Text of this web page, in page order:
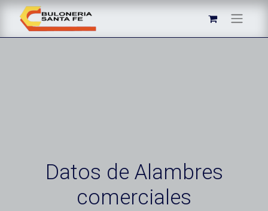
Datos de Alambres
comerciales